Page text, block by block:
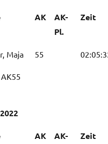
AK
AK-
Pl.
Zeit
Maja 55
AK
AK-
Zeit